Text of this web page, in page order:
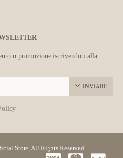
o promozione iscrivendoti alla
INVIARE
Store, All Rights Reserved